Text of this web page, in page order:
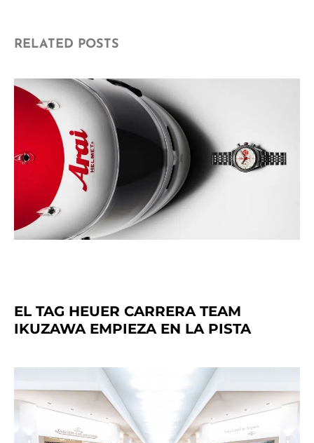
RELATED POSTS
EL TAG HEUER CARRERA TEAM
IKUZAWA EMPIEZA EN LA PISTA